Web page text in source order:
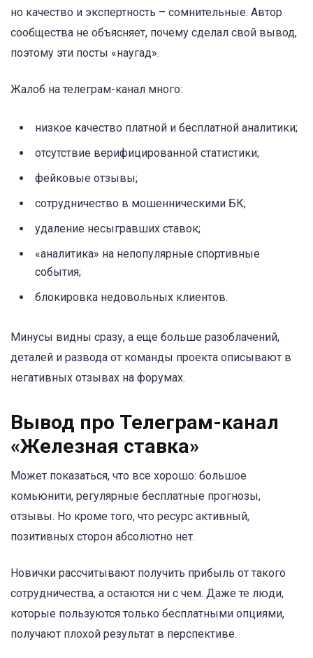
но качество и экспертность – сомнительные. Автор
сообщества не объясняет, почему сделал свой вывод,
поэтому эти посты «наугад».
Жалоб на телеграм-канал много:
низкое качество платной и бесплатной аналитики;
отсутствие верифицированной статистики;
фейковые отзывы;
сотрудничество в мошенническими БК;
удаление несыгравших ставок;
«аналитика» на непопулярные спортивные
события;
блокировка недовольных клиентов.
Минусы видны сразу, а еще больше разоблачений,
деталей и развода от команды проекта описывают в
негативных отзывах на форумах.
Вывод про Телеграм-канал
«Железная ставка»
Может показаться, что все хорошо: большое
комьюнити, регулярные бесплатные прогнозы,
отзывы. Но кроме того, что ресурс активный,
позитивных сторон абсолютно нет.
Новички рассчитывают получить прибыль от такого
сотрудничества, а остаются ни с чем. Даже те люди,
которые пользуются только бесплатными опциями,
получают плохой результат в перспективе.